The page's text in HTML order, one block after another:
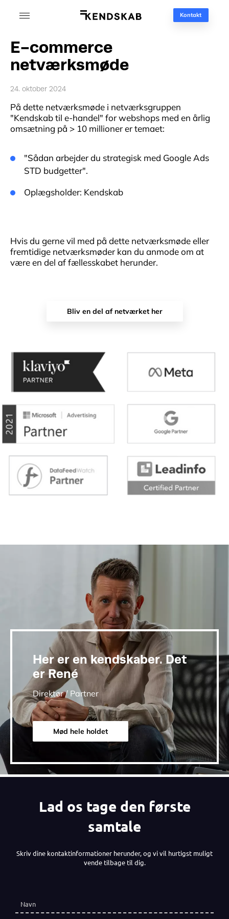
Kontakt
E-commerce
netværksmøde
24. oktober 2024
På dette netværksmøde i netværksgruppen
"Kendskab til e-handel" for webshops med en årlig
omsætning på > 10 millioner er temaet:
"Sådan arbejder du strategisk med Google Ads
STD budgetter".
Oplægsholder: Kendskab
Hvis du gerne vil med på dette netværksmøde eller
fremtidige netværksmøder kan du anmode om at
være en del af fællesskabet herunder.
Bliv en del af netværket her
Her er en kendskaber. Det
er René
Direktør / Partner
Mød hele holdet
Lad os tage den første
samtale
Skriv dine kontaktinformationer herunder, og vi vil hurtigst muligt
vende tilbage til dig.
Navn